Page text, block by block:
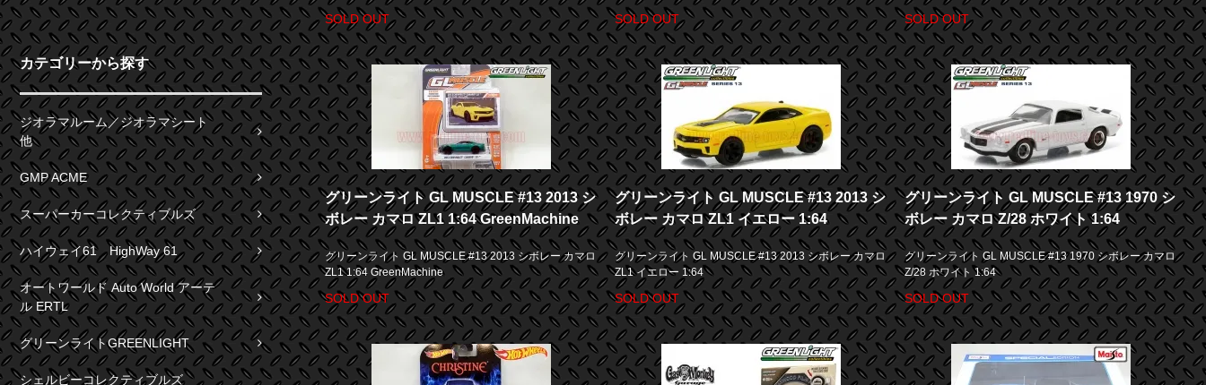
カテゴリーから探す
ジオラマルーム／ジオラマシート
他
GMP ACME
スーパーカーコレクティブルズ
ハイウェイ61 HighWay 61
オートワールド Auto World アーテ
ル ERTL
グリーンライトGREENLIGHT
シェルビーコレクティブルズ
SOLD OUT SOLD OUT SOLD OUT
グリーンライト GL MUSCLE #13 2013 シ
ボレー カマロ ZL1 1:64 GreenMachine
グリーンライト GL MUSCLE #13 2013 シボレー カマロ
ZL1 1:64 GreenMachine
SOLD OUT
グリーンライト GL MUSCLE #13 2013 シ
ボレー カマロ ZL1 イエロー 1:64
グリーンライト GL MUSCLE #13 2013 シボレー カマロ
ZL1 イエロー 1:64
SOLD OUT
グリーンライト GL MUSCLE #13 1970 シ
ボレー カマロ Z/28 ホワイト 1:64
グリーンライト GL MUSCLE #13 1970 シボレー カマロ
Z/28 ホワイト 1:64
SOLD OUT